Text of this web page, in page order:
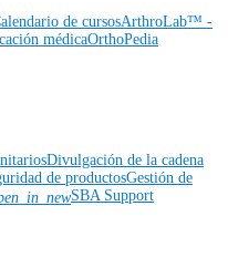
de cursosArthroLab™ -
médicaOrthoPedia
Divulgación de la cadena
de productosGestión de
SBA Support